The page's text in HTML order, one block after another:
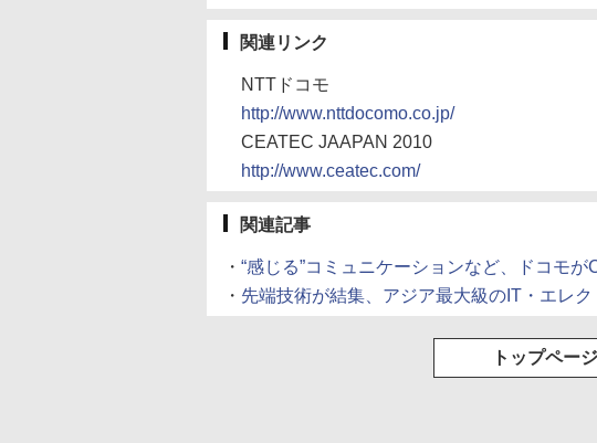
関連リンク
NTTドコモ
http://www.nttdocomo.co.jp/
CEATEC JAAPAN 2010
http://www.ceatec.com/
関連記事
・ “感じる”コミュニケーションなど、ドコモ
・ 先端技術が結集、アジア最大級のIT・エレ
トップペー